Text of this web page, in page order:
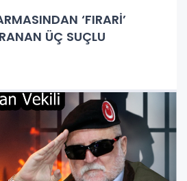
‘FIRARİ’
ÜÇ SUÇLU